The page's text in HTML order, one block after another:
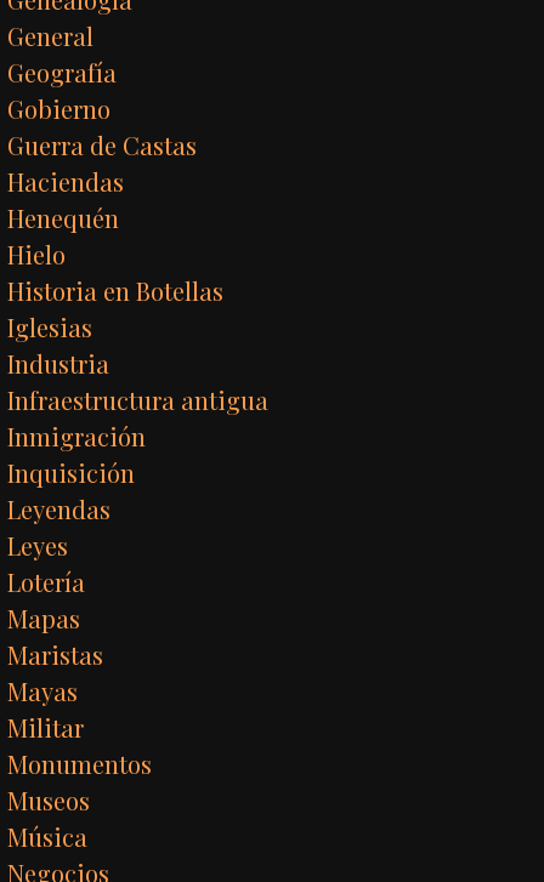
General
Geografía
Gobierno
Guerra de Castas
Haciendas
Henequén
Hielo
Historia en Botellas
Iglesias
Industria
Infraestructura antigua
Inmigración
Inquisición
Leyendas
Leyes
Lotería
Mapas
Maristas
Mayas
Militar
Monumentos
Museos
Música
Negocios